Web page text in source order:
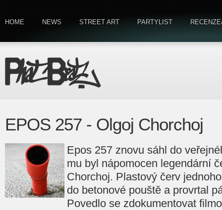
HOME NEWS STREET ART PARTYLIST
EPOS 257 - Olgoj Chorchoj
Epos 257 znovu sáhl do
mu byl nápomocen legendární
Chorchoj. Plastový červ
do betonové pouště a provrtal
Povedlo se zdokumentovat